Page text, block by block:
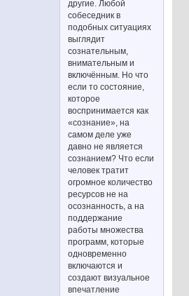
другие. Любой
собеседник в
подобных ситуациях
выглядит
сознательным,
внимательным и
включённым. Но что
если то состояние,
которое
воспринимается как
«сознание», на
самом деле уже
давно не является
сознанием? Что если
человек тратит
огромное количество
ресурсов не на
осознанность, а на
поддержание
работы множества
программ, которые
одновременно
включаются и
создают визуальное
впечатление